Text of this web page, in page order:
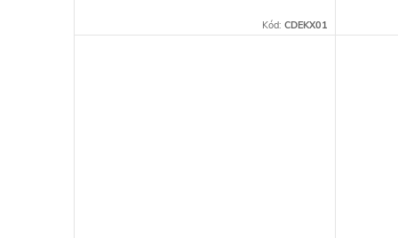
Kód:CDEKX01